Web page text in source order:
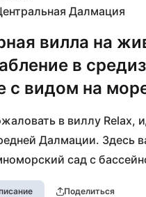
Далмация
вилла на
в
с видом на
в виллу Relax,
Далмации. Здесь
сад с
кофе или вечерними
Поделиться